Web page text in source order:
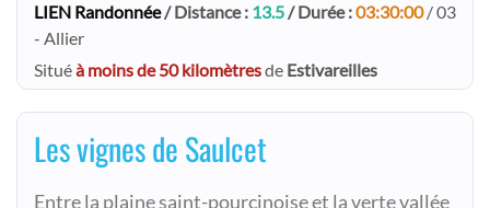
LIEN Randonnée/ Distance : 13.5/ Durée :03:30:00/ 03
- Allier
Situéà moins de 50 kilomètresde Estivareilles
Les vignes de Saulcet
Entre la plaine saint-pourcinoise et la verte vallée